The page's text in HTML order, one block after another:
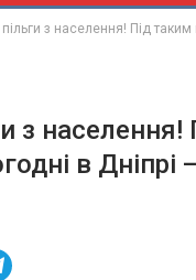
з населення! Під
з
в Дніпрі